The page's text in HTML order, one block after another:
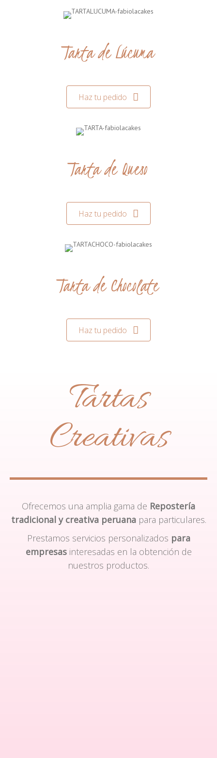
Tarta de Lúcuma
Haz tu pedido
Tarta de Queso
Haz tu pedido
Tarta de Chocolate
Haz tu pedido
Tartas
Creativas
Ofrecemos una amplia gama de Repostería
tradicional y creativa peruanapara particulares.
Prestamos servicios personalizados para
empresasinteresadas en la obtención de
nuestros productos.